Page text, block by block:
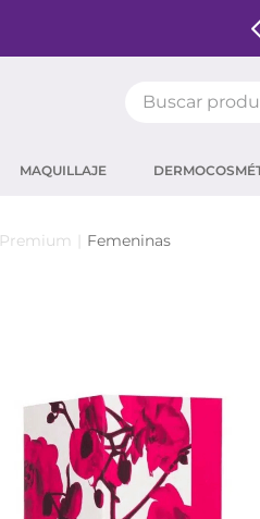
MAQUILLAJE
Premium Femeninas
corrector
máscara
retinol